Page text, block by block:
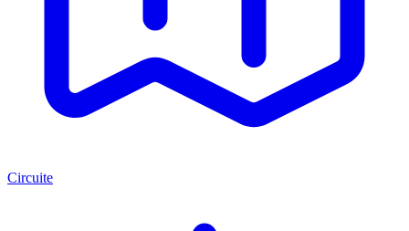
Circuite